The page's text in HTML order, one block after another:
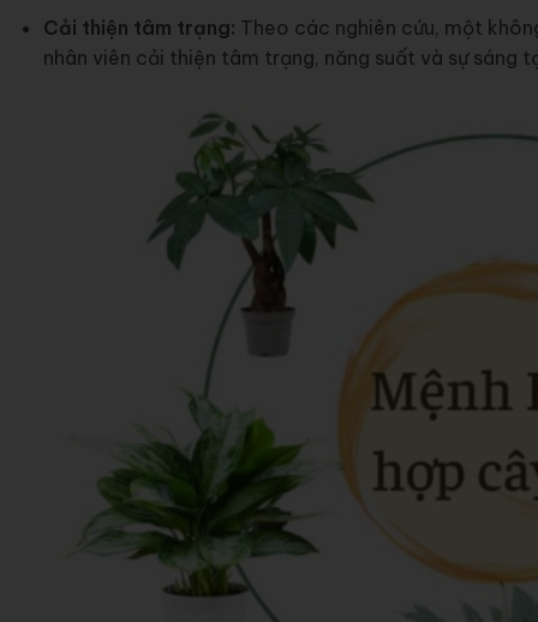
Cải thiện tâm trạng: Theo các nghiên cứu, một
nhân viên cải thiện tâm trạng, năng suất và sự sáng